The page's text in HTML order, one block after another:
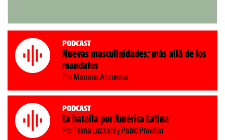
Podcast
Nuevas masculinidades: más allá de los
mandatos
Por Mariana Anzorena
Podcast
La batalla por América Latina
Por Telma Luzzani y Pablo Provitilo